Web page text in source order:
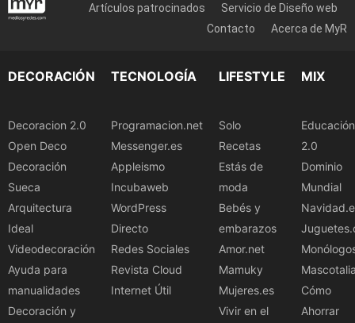
Artículos patrocinados
Servicio de Diseño web
Contacto
Acerca de MyR
DECORACIÓN
Decoracion 2.0
Open Deco
Decoración
Sueca
Arquitectura
Ideal
Videodecoración
Ayuda para
manualidades
Decoración y
TECNOLOGÍA
Programacion.net
Messenger.es
Appleismo
Incubaweb
WordPress
Directo
Redes Sociales
Revista Cloud
Internet Útil
LIFESTYLE
Solo
Recetas
Estás de
moda
Bebés y
embarazos
Amor.net
Mamuky
Mujeres.es
Vivir en el
MIX
Educación
2.0
Dominio
Mundial
Cómo
Ahorrar